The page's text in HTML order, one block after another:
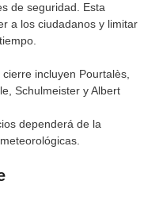
de seguridad. Esta
a los ciudadanos y limitar
incluyen Pourtalès,
Schulmeister y Albert
dependerá de la